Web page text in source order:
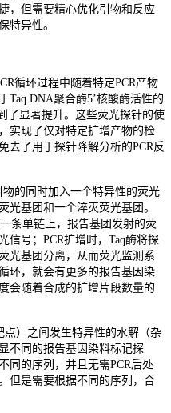
，但需要精心优化引物和反应
特异性。
循环过程中随着特定PCR产物
Taq DNA聚合酶5’核酸酶活性的
了显著提升。这些荧光探针的使
实现了仅对特定扩增产物的检
去了用于探针降解分析的PCR反
的同时加入一个特异性的荧光
光基团和一个淬灭荧光基团。
条单链上，报告基团发射的荧
信号；PCR扩增时，Taq酶将探
光基团分离，从而荧光监测系
环，就会有更多的报告基因染
会随着合成的扩增片段数量的
）之间发生特异性的水解（杂
不同的报告基因染料标记探
同的序列，并且无需PCR后处
但是需要根据不同的序列，合